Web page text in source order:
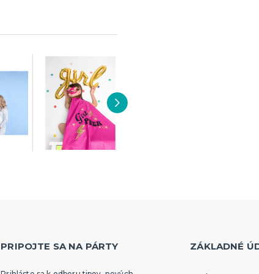
PRIPOJTE SA NA PÁRTY ZÁKLADNÉ